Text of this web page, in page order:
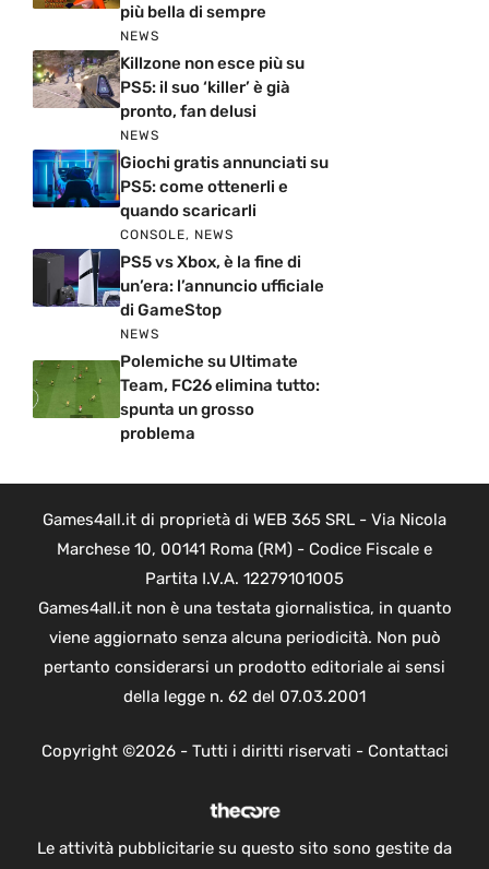
più bella di sempre
NEWS
Killzone non esce più su
PS5: il suo ‘killer’ è già
pronto, fan delusi
NEWS
Giochi gratis annunciati su
PS5: come ottenerli e
quando scaricarli
CONSOLE, NEWS
PS5 vs Xbox, è la fine di
un’era: l’annuncio ufficiale
di GameStop
NEWS
Polemiche su Ultimate
Team, FC26 elimina tutto:
spunta un grosso
problema
Games4all.it di proprietà di WEB 365 SRL - Via Nicola
Marchese 10, 00141 Roma (RM) - Codice Fiscale e
Partita I.V.A. 12279101005
Games4all.it non è una testata giornalistica, in quanto
viene aggiornato senza alcuna periodicità. Non può
pertanto considerarsi un prodotto editoriale ai sensi
della legge n. 62 del 07.03.2001
Copyright ©2026 - Tutti i diritti riservati - Contattaci
Le attività pubblicitarie su questo sito sono gestite da